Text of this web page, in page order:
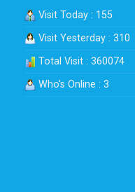
Visit Today : 155
Visit Yesterday : 310
Total Visit : 360074
Who's Online : 3